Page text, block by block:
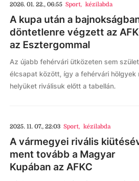
2026. 01. 22., 06:55 Sport, kézilabda
A kupa után a
döntetlenre végzett az
az Esztergommal
Az újabb fehérvári ütközeten sem
élcsapat között, így a fehérvári hölgyek
helyüket riválisuk előtt a tabellán.
2025. 11. 07., 22:03 Sport, kézilabda
A vármegyei rivális
ment tovább a Magyar
Kupában az AFKC